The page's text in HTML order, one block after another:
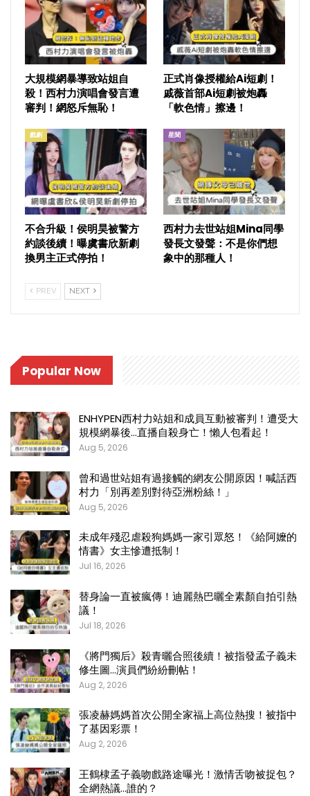
大規模網暴導致站姐自
殺！西村力演唱會發言遭
審判！網怒斥無恥！
正式肖像授權給Ai短劇！
戚薇首部Ai短劇被炮轟
「軟色情」擦邊！
戲劇
不合升級！侯明昊被警方
約談後續！曝虞書欣新劇
換男主正式停拍！
星聞
西村力去世站姐Mina同學
發長文發聲：不是你們想
象中的那種人！
PREV NEXT
Popular Now
ENHYPEN西村力站姐和成員互動被審判！遭受大
規模網暴後…直播自殺身亡！懶人包看起！
Aug 5, 2026
曾和過世站姐有過接觸的網友公開原因！喊話西
村力「別再差別對待亞洲粉絲！」
Aug 5, 2026
未成年殘忍虐殺狗媽媽一家引眾怒！《給阿嬤的
情書》女主慘遭抵制！
Jul 16, 2026
替身論一直被瘋傳！迪麗熱巴曬全素顏自拍引熱
議！
Jul 18, 2026
《將門獨后》殺青曬合照後續！被指發孟子義未
修生圖…演員們紛紛刪帖！
Aug 2, 2026
張凌赫媽媽首次公開全家福上高位熱搜！被指中
了基因彩票！
Aug 2, 2026
王鶴棣孟子義吻戲路途曝光！激情舌吻被捉包？
全網熱議…誰的？